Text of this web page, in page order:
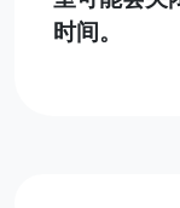
时间。